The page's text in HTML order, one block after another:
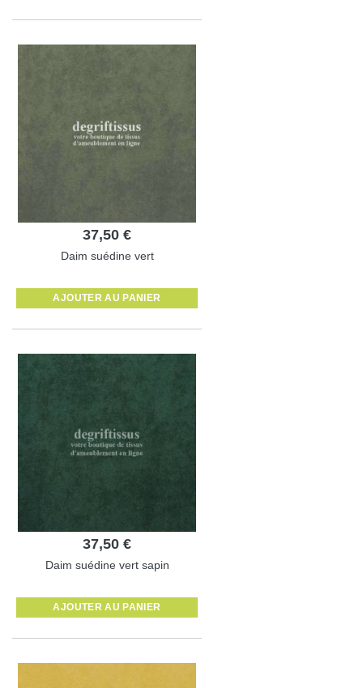
37,50 €
Daim suédine vert
AJOUTER AU PANIER
37,50 €
Daim suédine vert sapin
AJOUTER AU PANIER